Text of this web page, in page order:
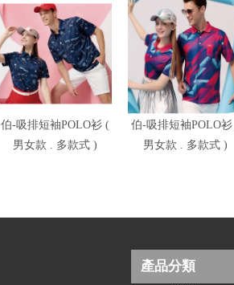
伯-吸排短袖POLO衫 (
男女款 . 多款式 )
伯-吸排短袖POLO衫
男女款 . 多款式 )
產品分類